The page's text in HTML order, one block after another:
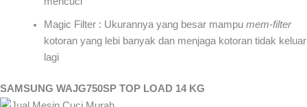
Magic Filter : Ukurannya yang besar mampu mem-filter
kotoran yang lebi banyak dan menjaga kotoran tidak keluar
lagi
SAMSUNG WAJG750SP TOP LOAD 14 KG